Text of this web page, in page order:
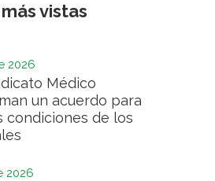
vistas
2026
Médico
un acuerdo para
condiciones de los
2026